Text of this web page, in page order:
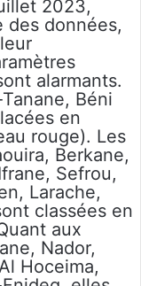
2023,
des données,
alarmants.
Béni
en
rouge). Les
Berkane,
Sefrou,
Larache,
classées en
aux
Nador,
Hoceima,